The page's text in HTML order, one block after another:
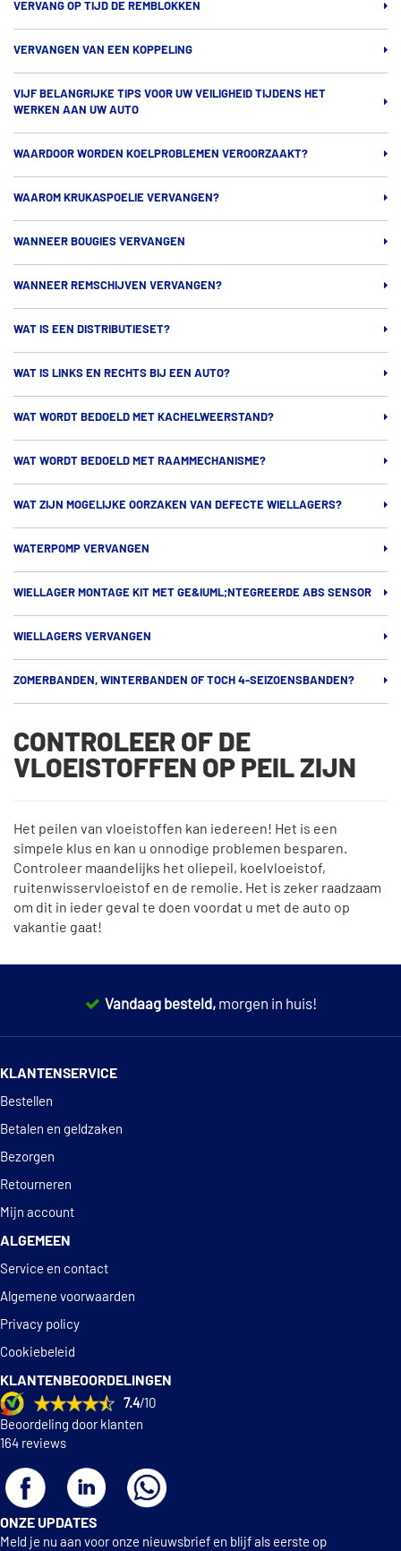
VERVANG OP TIJD DE REMBLOKKEN
VERVANGEN VAN EEN KOPPELING
VIJF BELANGRIJKE TIPS VOOR UW VEILIGHEID TIJDENS HET
WERKEN AAN UW AUTO
WAARDOOR WORDEN KOELPROBLEMEN VEROORZAAKT?
WAAROM KRUKASPOELIE VERVANGEN?
WANNEER BOUGIES VERVANGEN
WANNEER REMSCHIJVEN VERVANGEN?
WAT IS EEN DISTRIBUTIESET?
WAT IS LINKS EN RECHTS BIJ EEN AUTO?
WAT WORDT BEDOELD MET KACHELWEERSTAND?
WAT WORDT BEDOELD MET RAAMMECHANISME?
WAT ZIJN MOGELIJKE OORZAKEN VAN DEFECTE WIELLAGERS?
WATERPOMP VERVANGEN
WIELLAGER MONTAGE KIT MET GE&IUML;NTEGREERDE ABS SENSOR
WIELLAGERS VERVANGEN
ZOMERBANDEN, WINTERBANDEN OF TOCH 4-SEIZOENSBANDEN?
CONTROLEER OF DE
VLOEISTOFFEN OP PEIL ZIJN
Het peilen van vloeistoffen kan iedereen! Het is een
simpele klus en kan u onnodige problemen besparen.
Controleer maandelijks het oliepeil, koelvloeistof,
ruitenwisservloeistof en de remolie. Het is zeker raadzaam
om dit in ieder geval te doen voordat u met de auto op
vakantie gaat!
Vandaag besteld, morgen in huis!
KLANTENSERVICE
Bestellen
Betalen en geldzaken
Bezorgen
Retourneren
Mijn account
ALGEMEEN
Service en contact
Algemene voorwaarden
Privacy policy
Cookiebeleid
KLANTENBEOORDELINGEN
7.4/10
Beoordeling door klanten
164 reviews
ONZE UPDATES
Meld je nu aan voor onze nieuwsbrief en blijf als eerste op